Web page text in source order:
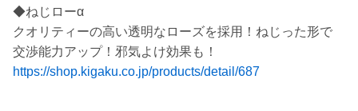
◆ねじローα
クオリティーの高い透明なローズを採用！ねじった形で
交渉能力アップ！邪気よけ効果も！
https://shop.kigaku.co.jp/products/detail/687